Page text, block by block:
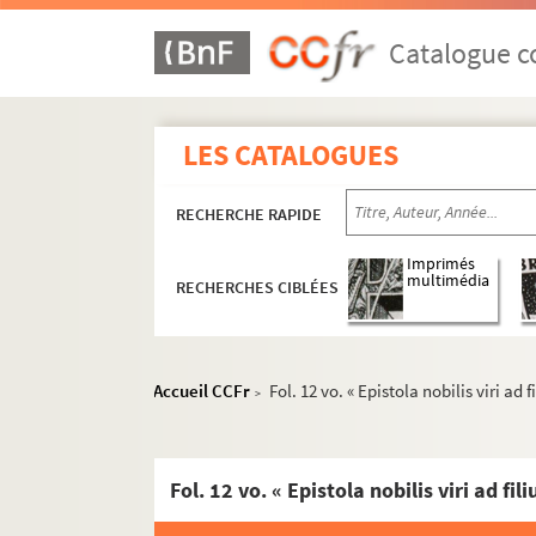
Catalogue
LES CATALOGUES
RECHERCHE RAPIDE
RECHERCHES CIBLÉES
Imprimés
multimédia
Accueil CCFr > Fol. 12 vo. « Epistola nobilis viri
BOUCHES-DU-RHONE
CANTAL